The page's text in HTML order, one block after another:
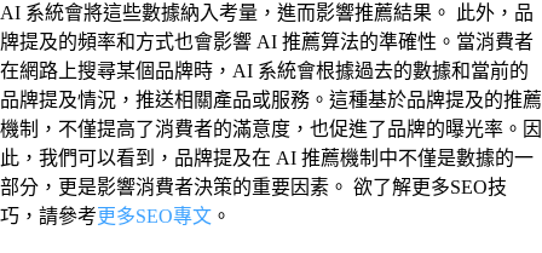
AI 系統會將這些數據納入考量，進而影響推薦結果。 此外，品
牌提及的頻率和方式也會影響 AI 推薦算法的準確性。當消費者
在網路上搜尋某個品牌時，AI 系統會根據過去的數據和當前的
品牌提及情況，推送相關產品或服務。這種基於品牌提及的推薦
機制，不僅提高了消費者的滿意度，也促進了品牌的曝光率。因
此，我們可以看到，品牌提及在 AI 推薦機制中不僅是數據的一
部分，更是影響消費者決策的重要因素。 欲了解更多SEO技
巧，請參考更多SEO專文 。